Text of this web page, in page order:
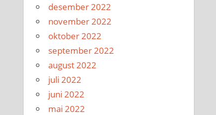
desember 2022
november 2022
oktober 2022
september 2022
august 2022
juli 2022
juni 2022
mai 2022